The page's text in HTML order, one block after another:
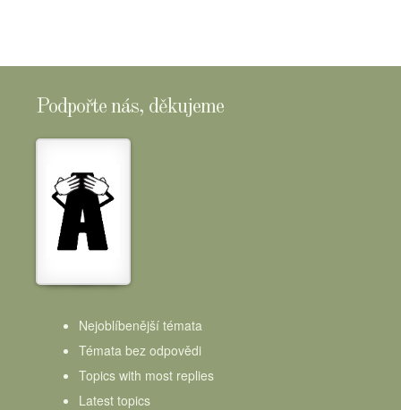
Podpořte nás, děkujeme
Nejoblíbenější témata
Témata bez odpovědi
Topics with most replies
Latest topics